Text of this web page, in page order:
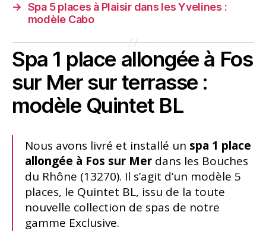
→ Spa 5 places à Plaisir dans les Yvelines :
modèle Cabo
Spa 1 place allongée à Fos
sur Mer sur terrasse :
modèle Quintet BL
Nous avons livré et installé un spa 1 place
allongée à Fos sur Mer dans les Bouches
du Rhône (13270). Il s’agit d’un modèle 5
places, le Quintet BL, issu de la toute
nouvelle collection de spas de notre
gamme Exclusive.